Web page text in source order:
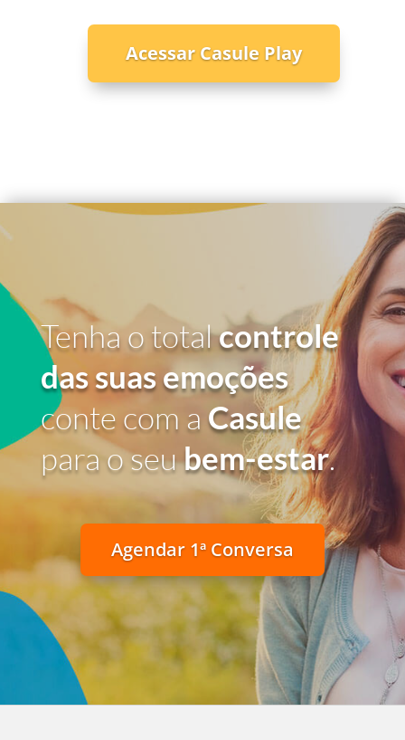
Acessar Casule Play
Tenha o totalcontrole
das suas emoções
conte com a Casule
para o seubem-estar.
Agendar 1ª Conversa